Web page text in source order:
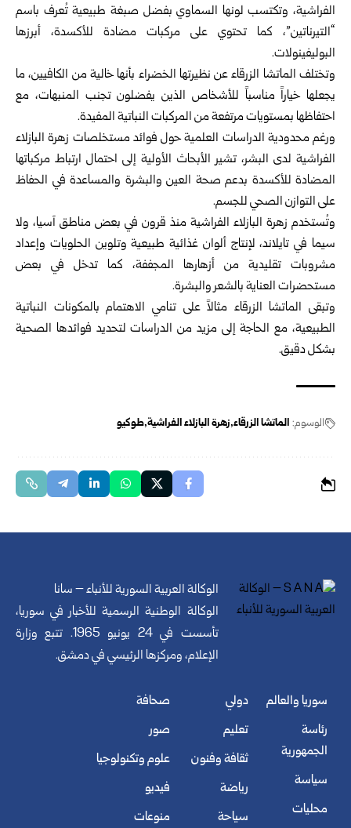
الفراشية، وتكتسب لونها السماوي بفضل صبغة طبيعية تُعرف باسم
“التيرناتين”، كما تحتوي على مركبات مضادة للأكسدة، أبرزها
البوليفينولات.
وتختلف الماتشا الزرقاء عن نظيرتها الخضراء بأنها خالية من الكافيين، ما
يجعلها خياراً مناسباً للأشخاص الذين يفضلون تجنب المنبهات، مع
احتفاظها بمستويات مرتفعة من المركبات النباتية المفيدة.
ورغم محدودية الدراسات العلمية حول فوائد مستخلصات زهرة البازلاء
الفراشية لدى البشر، تشير الأبحاث الأولية إلى احتمال ارتباط مركباتها
المضادة للأكسدة بدعم صحة العين والبشرة والمساعدة في الحفاظ
على التوازن الصحي للجسم.
وتُستخدم زهرة البازلاء الفراشية منذ قرون في بعض مناطق آسيا، ولا
سيما في تايلاند، لإنتاج ألوان غذائية طبيعية وتلوين الحلويات وإعداد
مشروبات تقليدية من أزهارها المجففة، كما تدخل في بعض
مستحضرات العناية بالشعر والبشرة.
وتبقى الماتشا الزرقاء مثالاً على تنامي الاهتمام بالمكونات النباتية
الطبيعية، مع الحاجة إلى مزيد من الدراسات لتحديد فوائدها الصحية
بشكل دقيق.
الوسوم: الماتشا الزرقاء زهرة البازلاء الفراشية طوكيو
الوكالة العربية السورية للأنباء – سانا
الوكالة الوطنية الرسمية للأخبار في سوريا،
تأسست في 24 يونيو 1965. تتبع وزارة
الإعلام، ومركزها الرئيسي في دمشق.
سوريا والعالم
رئاسة
الجمهورية
سياسة
محليات
دولي
تعليم
ثقافة وفنون
رياضة
سياحة
صحافة
صور
علوم وتكنولوجيا
فيديو
منوعات